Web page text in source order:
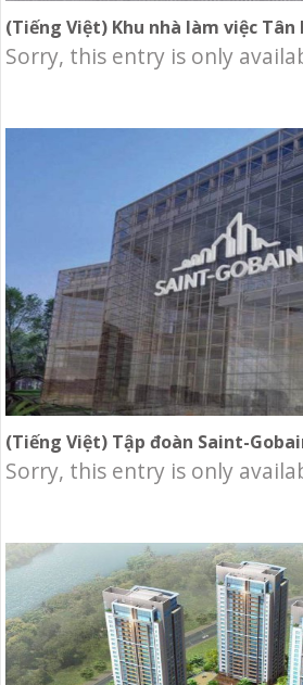
(Tiếng Việt) Khu nhà làm việc Tân
Sorry, this entry is only
(Tiếng Việt) Tập đoàn Saint-
Sorry, this entry is only